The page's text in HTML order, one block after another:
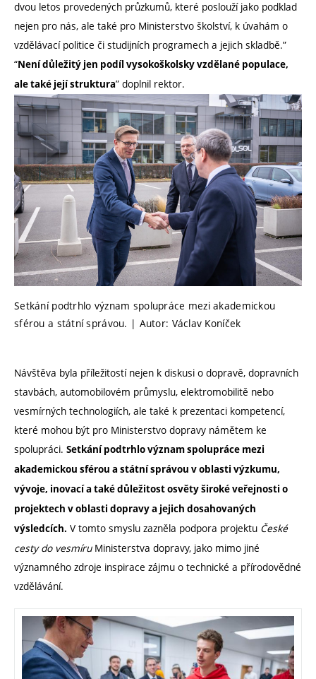
dvou letos provedených průzkumů, které poslouží jako podklad
nejen pro nás, ale také pro Ministerstvo školství, k úvahám o
vzdělávací politice či studijních programech a jejich skladbě.”
“Není důležitý jen podíl vysokoškolsky vzdělané populace,
ale také její struktura” doplnil rektor.
Setkání podtrhlo význam spolupráce mezi akademickou
sférou a státní správou. | Autor: Václav Koníček
Návštěva byla příležitostí nejen k diskusi o dopravě, dopravních
stavbách, automobilovém průmyslu, elektromobilitě nebo
vesmírných technologiích, ale také k prezentaci kompetencí,
které mohou být pro Ministerstvo dopravy námětem ke
spolupráci. Setkání podtrhlo význam spolupráce mezi
akademickou sférou a státní správou v oblasti výzkumu,
vývoje, inovací a také důležitost osvěty široké veřejnosti o
projektech v oblasti dopravy a jejich dosahovaných
výsledcích. V tomto smyslu zazněla podpora projektu České
cesty do vesmíruMinisterstva dopravy, jako mimo jiné
významného zdroje inspirace zájmu o technické a přírodovědné
vzdělávání.